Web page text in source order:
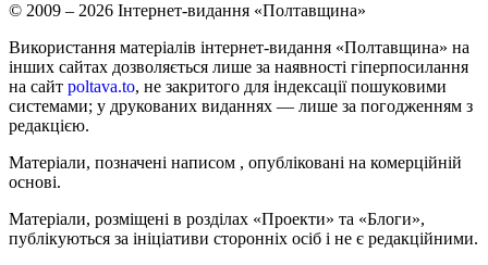
© 2009 – 2026 Інтернет-видання «Полтавщина»
Використання матеріалів інтернет-видання «Полтавщина» на
інших сайтах дозволяється лише за наявності гіперпосилання
на сайт poltava.to, не закритого для індексації пошуковими
системами; у друкованих виданнях — лише за погодженням з
редакцією.
Матеріали, позначені написом , опубліковані на комерційній
основі.
Матеріали, розміщені в розділах «Проекти» та «Блоги»,
публікуються за ініціативи сторонніх осіб і не є редакційними.